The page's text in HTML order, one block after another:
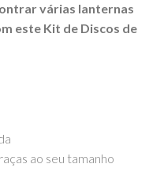
várias lanternas
este Kit de Discos de
ao seu tamanho